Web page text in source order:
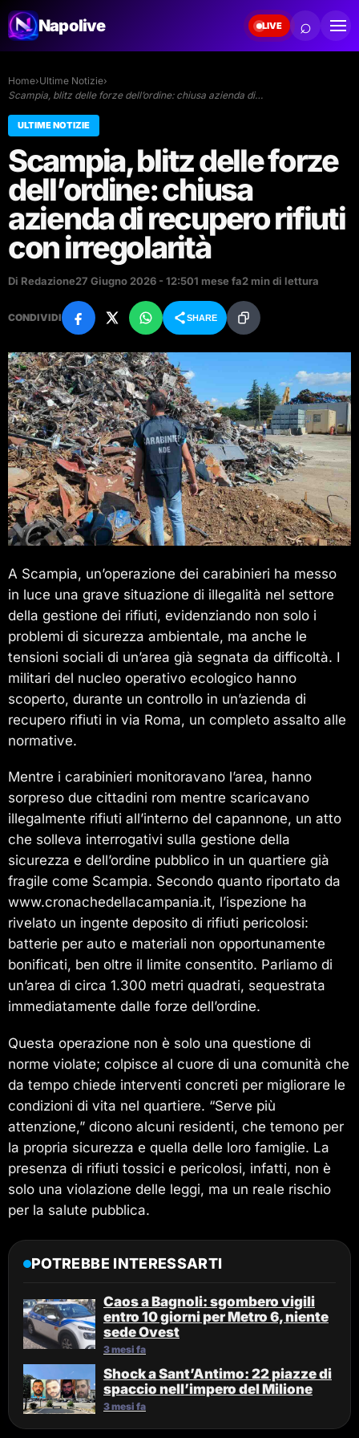
Napolive LIVE ⌕
Home›Ultime Notizie›
Scampia, blitz delle forze dell’ordine: chiusa azienda di…
ULTIME NOTIZIE
Scampia, blitz delle forze
dell’ordine: chiusa
azienda di recupero rifiuti
con irregolarità
Di Redazione27 Giugno 2026 - 12:501 mese fa2 min di lettura
CONDIVIDI SHARE
A Scampia, un’operazione dei carabinieri ha messo
in luce una grave situazione di illegalità nel settore
della gestione dei rifiuti, evidenziando non solo i
problemi di sicurezza ambientale, ma anche le
tensioni sociali di un’area già segnata da difficoltà. I
militari del nucleo operativo ecologico hanno
scoperto, durante un controllo in un’azienda di
recupero rifiuti in via Roma, un completo assalto alle
normative.
Mentre i carabinieri monitoravano l’area, hanno
sorpreso due cittadini rom mentre scaricavano
illegalmente rifiuti all’interno del capannone, un atto
che solleva interrogativi sulla gestione della
sicurezza e dell’ordine pubblico in un quartiere già
fragile come Scampia. Secondo quanto riportato da
www.cronachedellacampania.it, l’ispezione ha
rivelato un ingente deposito di rifiuti pericolosi:
batterie per auto e materiali non opportunamente
bonificati, ben oltre il limite consentito. Parliamo di
un’area di circa 1.300 metri quadrati, sequestrata
immediatamente dalle forze dell’ordine.
Questa operazione non è solo una questione di
norme violate; colpisce al cuore di una comunità che
da tempo chiede interventi concreti per migliorare le
condizioni di vita nel quartiere. “Serve più
attenzione,” dicono alcuni residenti, che temono per
la propria sicurezza e quella delle loro famiglie. La
presenza di rifiuti tossici e pericolosi, infatti, non è
solo una violazione delle leggi, ma un reale rischio
per la salute pubblica.
POTREBBE INTERESSARTI
Caos a Bagnoli: sgombero vigili
entro 10 giorni per Metro 6, niente
sede Ovest
3 mesi fa
Shock a Sant’Antimo: 22 piazze di
spaccio nell’impero del Milione
3 mesi fa